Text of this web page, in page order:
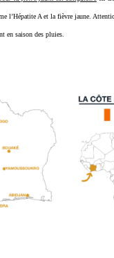
l’Hépatite A et la fièvre jaune.
en saison des pluies.